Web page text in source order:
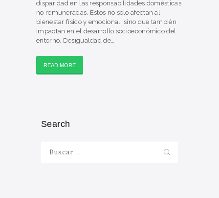
disparidad en las responsabilidades domésticas
no remuneradas. Estos no solo afectan al
bienestar físico y emocional, sino que también
impactan en el desarrollo socioeconómico del
entorno. Desigualdad de…
READ MORE
Search